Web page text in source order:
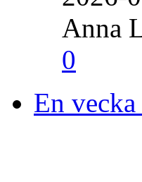
Anna
0
En